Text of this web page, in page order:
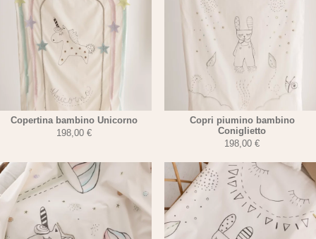
Copertina bambino Unicorno
198,00 €
Copri piumino bambino
Coniglietto
198,00€